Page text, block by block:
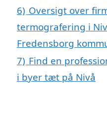
6) Oversigt over
termografering i
Fredensborg
7) Find en
i byer tæt på Nivå